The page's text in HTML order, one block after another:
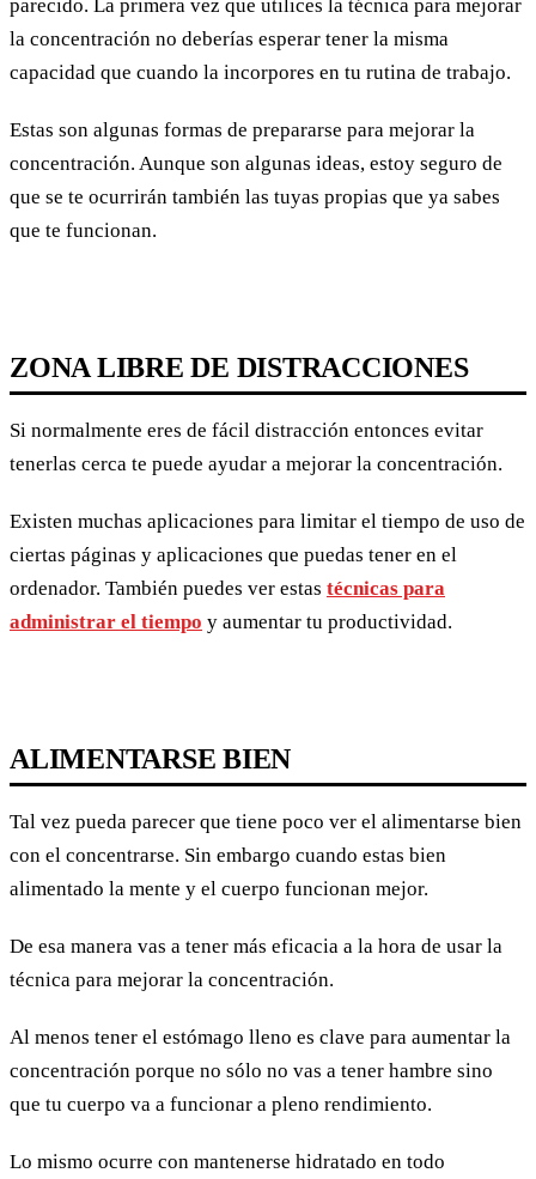
parecido. La primera vez que utilices la técnica para mejorar
la concentración no deberías esperar tener la misma
capacidad que cuando la incorpores en tu rutina de trabajo.
Estas son algunas formas de prepararse para mejorar la
concentración. Aunque son algunas ideas, estoy seguro de
que se te ocurrirán también las tuyas propias que ya sabes
que te funcionan.
ZONA LIBRE DE DISTRACCIONES
Si normalmente eres de fácil distracción entonces evitar
tenerlas cerca te puede ayudar a mejorar la concentración.
Existen muchas aplicaciones para limitar el tiempo de uso de
ciertas páginas y aplicaciones que puedas tener en el
ordenador. También puedes ver estas técnicas para
administrar el tiempo y aumentar tu productividad.
ALIMENTARSE BIEN
Tal vez pueda parecer que tiene poco ver el alimentarse bien
con el concentrarse. Sin embargo cuando estas bien
alimentado la mente y el cuerpo funcionan mejor.
De esa manera vas a tener más eficacia a la hora de usar la
técnica para mejorar la concentración.
Al menos tener el estómago lleno es clave para aumentar la
concentración porque no sólo no vas a tener hambre sino
que tu cuerpo va a funcionar a pleno rendimiento.
Lo mismo ocurre con mantenerse hidratado en todo